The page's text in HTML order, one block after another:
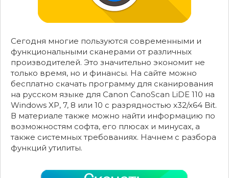
Сегодня многие пользуются современными и
функциональными сканерами от различных
производителей. Это значительно экономит не
только время, но и финансы. На сайте можно
бесплатно скачать программу для сканирования
на русском языке для Canon CanoScan LiDE 110 на
Windows XP, 7, 8 или 10 с разрядностью x32/x64 Bit.
В материале также можно найти информацию по
возможностям софта, его плюсах и минусах, а
также системных требованиях. Начнем с разбора
функций утилиты.